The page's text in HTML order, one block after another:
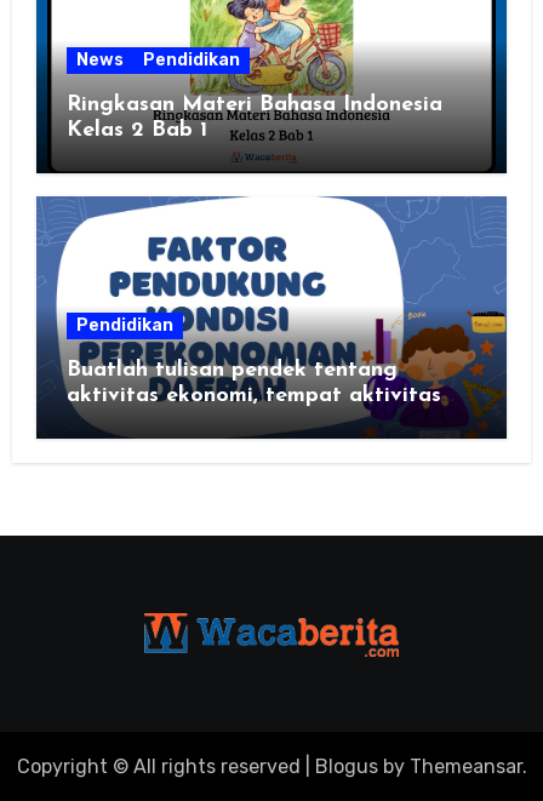
News Pendidikan
Ringkasan Materi Bahasa Indonesia
Kelas 2 Bab 1
Pendidikan
Buatlah tulisan pendek tentang
aktivitas ekonomi, tempat aktivitas
ekonomi, dan hasil produksi daerah
Copyright © All rights reserved Blogusby Themeansar.